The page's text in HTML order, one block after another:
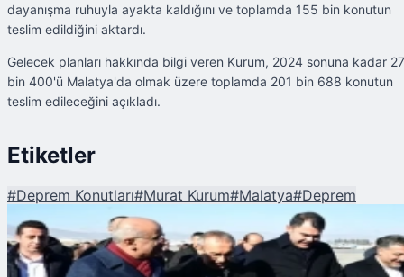
dayanışma ruhuyla ayakta kaldığını ve toplamda 155 bin konutun
teslim edildiğini aktardı.
Gelecek planları hakkında bilgi veren Kurum, 2024 sonuna kadar 27
bin 400'ü Malatya'da olmak üzere toplamda 201 bin 688 konutun
teslim edileceğini açıkladı.
Etiketler
#Deprem Konutları#Murat Kurum#Malatya#Deprem
Şu An Okunan